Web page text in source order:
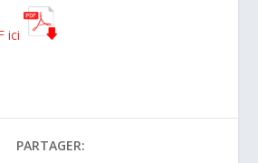
ici
PARTAGER: